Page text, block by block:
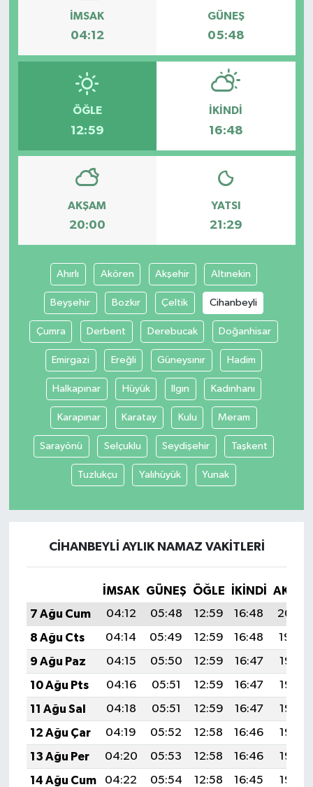
İMSAK
04:12
GÜNEŞ
05:48
ÖĞLE
12:59
İKINDI
16:48
AKŞAM
20:00
YATSI
21:29
Ahırlı Akören Akşehir Altınekin
Beyşehir Bozkır Çeltik Cihanbeyli
Çumra Derbent Derebucak Doğanhisar
Emirgazi Ereğli Güneysınır Hadim
Halkapınar Hüyük Ilgın Kadınhanı
Karapınar Karatay Kulu Meram
Sarayönü Selçuklu Seydişehir Taşkent
Tuzlukçu Yalıhüyük Yunak
CIHANBEYLI AYLIK NAMAZ VAKITLERI
İMSAK GÜNEŞ ÖĞLE İKINDI
7 Ağu Cum
04:12 05:48 12:59 16:48
20:00
8 Ağu Cts
04:14 05:49 12:59 16:48
19:59
9 Ağu Paz
04:15 05:50 12:59 16:47
19:58
10 Ağu Pts
04:16 05:51 12:59 16:47
19:57
11 Ağu Sal
04:18 05:51 12:59 16:47
19:56
12 Ağu Çar
04:19 05:52 12:58 16:46
19:55
13 Ağu Per
04:20 05:53 12:58 16:46
19:53
14 Ağu Cum
04:22 05:54 12:58 16:45
19:52